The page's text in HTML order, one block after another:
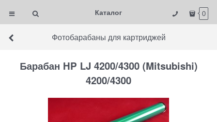
Каталог 0
Фотобарабаны для картриджей
Барабан HP LJ 4200/4300 (Mitsubishi)
4200/4300